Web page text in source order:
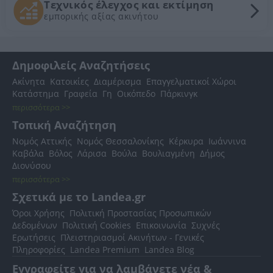
Τεχνικός έλεγχος και εκτίμηση
εμπορικής αξίας ακινήτου
Δημοφιλείς Αναζητήσεις
Ακίνητα Κατοικίες Διαμέρισμα Επαγγελματικοί Χώροι
Κατάστημα Γραφεία Γη Οικόπεδο Πάρκινγκ
περισσότερα >>
Τοπική Αναζήτηση
Νομός Αττικής Νομός Θεσσαλονίκης Κέρκυρα Ιωάννινα
Καβάλα Βόλος Λάρισα Βούλα Βουλιαγμένη Δήμος
Διονύσου
περισσότερα >>
Σχετικά με το Landea.gr
Όροι Χρήσης Πολιτική Προστασίας Προσωπικών
Δεδομένων Πολιτική Cookies Επικοινωνία Συχνές
Ερωτήσεις Πλειστηριασμοί Ακινήτων - Γενικές
Πληροφορίες Landea Premium Landea Blog
Εγγραφείτε για να λαμβάνετε νέα &